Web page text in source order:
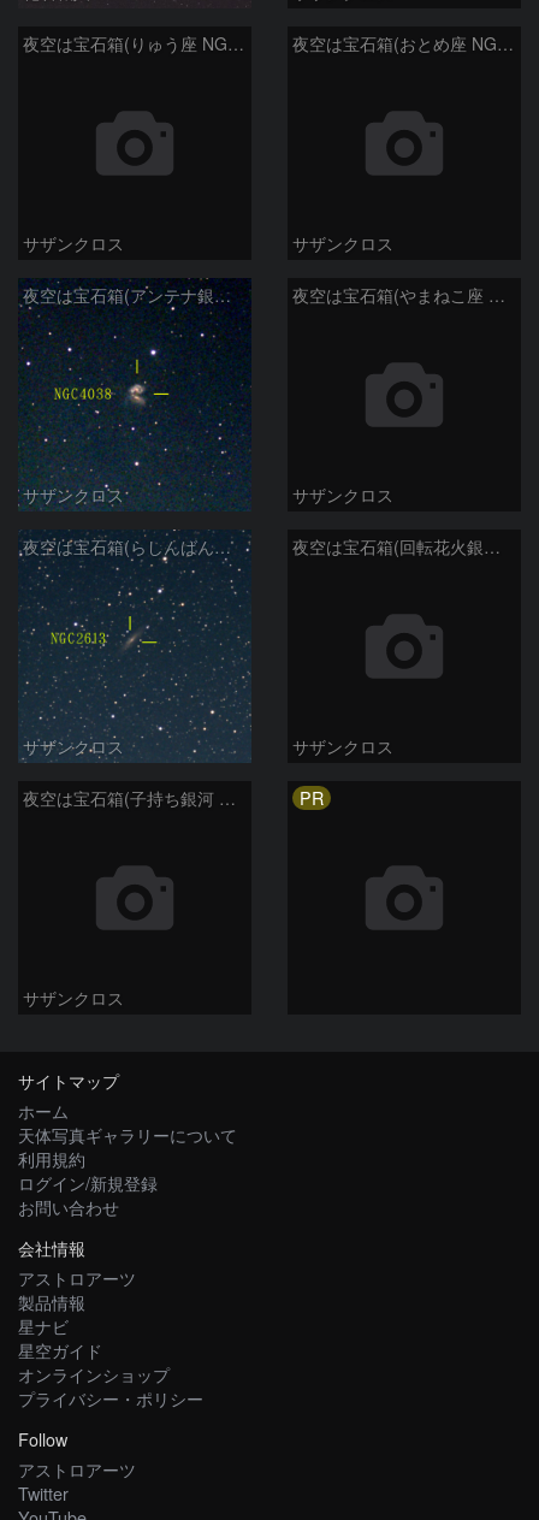
夜空は宝石箱(りゅう座 NGC6503) Seestar50
サザンクロス
夜空は宝石箱(おとめ座 NGC5746) Seestar50
サザンクロス
夜空は宝石箱(アンテナ銀河 NGC4038) Seestar50
サザンクロス
夜空は宝石箱(やまねこ座 NGC2683) Seestar50
サザンクロス
夜空は宝石箱(らしんばん座 NGC2613) Seestar50
サザンクロス
夜空は宝石箱(回転花火銀河 M101) Seestar50
サザンクロス
夜空は宝石箱(子持ち銀河 M51) Seestar50
サザンクロス
PR
サイトマップ
ホーム
天体写真ギャラリーについて
利用規約
ログイン/新規登録
お問い合わせ
会社情報
アストロアーツ
製品情報
星ナビ
星空ガイド
オンラインショップ
プライバシー・ポリシー
Follow
アストロアーツ
Twitter